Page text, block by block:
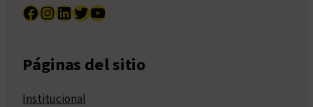
Facebook InstagramLinkedIn Twitter YouTube
Páginas del sitio
Institucional